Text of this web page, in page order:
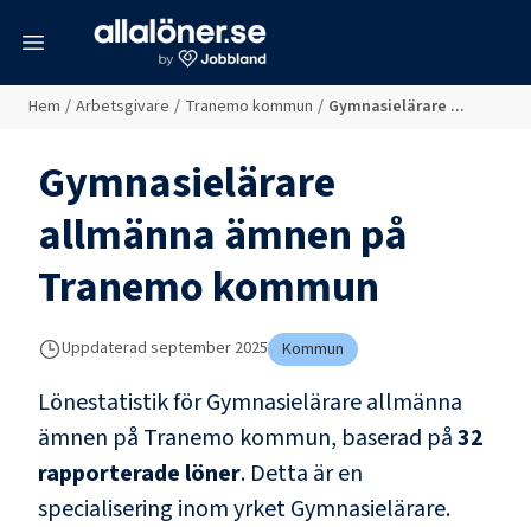
Hem / Arbetsgivare / Tranemo kommun / Gymnasielärare ...
Gymnasielärare
allmänna ämnen på
Tranemo kommun
Uppdaterad september 2025 Kommun
Lönestatistik förGymnasielärare allmänna
ämnen på Tranemo kommun, baserad på32
rapporterade löner. Detta är en
specialisering inom yrketGymnasielärare.